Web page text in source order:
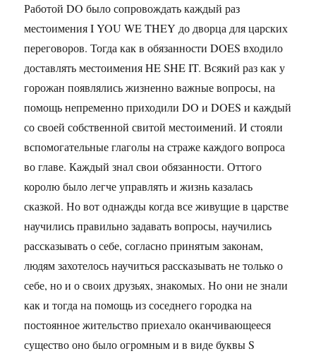
Работой DO было сопровождать каждый раз
местоимения I YOU WE THEY до дворца для царских
переговоров. Тогда как в обязанности DOES входило
доставлять местоимения HE SHE IT. Всякий раз как у
горожан появлялись жизненно важные вопросы, на
помощь непременно приходили DO и DOES и каждый
со своей собственной свитой местоимений. И стояли
вспомогательные глаголы на страже каждого вопроса
во главе. Каждый знал свои обязанности. Оттого
королю было легче управлять и жизнь казалась
сказкой. Но вот однажды когда все живущие в царстве
научились правильно задавать вопросы, научились
рассказывать о себе, согласно принятым законам,
людям захотелось научиться рассказывать не только о
себе, но и о своих друзьях, знакомых. Но они не знали
как и тогда на помощь из соседнего городка на
постоянное жительство приехало оканчивающееся
существо оно было огромным и в виде буквы S